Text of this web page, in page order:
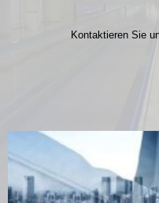
Kontaktieren Sie